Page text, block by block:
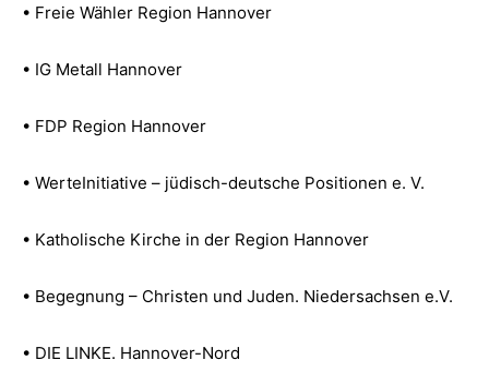
• Freie Wähler Region Hannover
• IG Metall Hannover
• FDP Region Hannover
• WerteInitiative – jüdisch-deutsche Positionen e. V.
• Katholische Kirche in der Region Hannover
• Begegnung – Christen und Juden. Niedersachsen e.V.
• DIE LINKE. Hannover-Nord